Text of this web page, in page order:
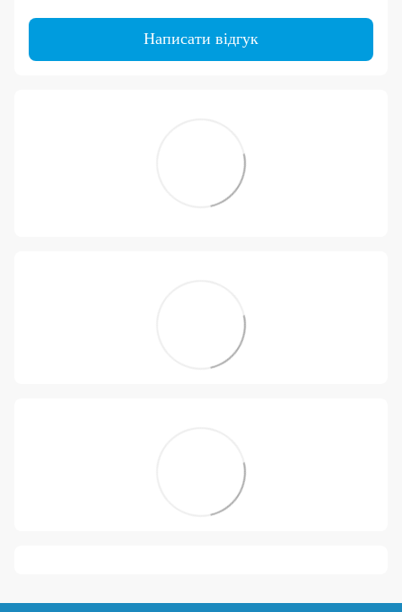
Написати відгук